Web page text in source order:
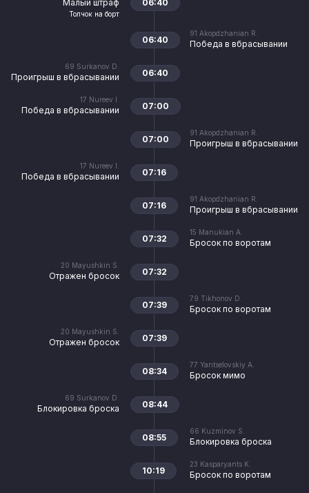
Малый штраф
Толчок на борт
06:40
91 Akopdzhanian R.
Победа в вбрасывании
06:40
69 Surkanov D.
Проигрыш в вбрасывании 06:40
17 Nureev I.
Победа в вбрасывании 07:00
91 Akopdzhanian R.
Проигрыш в вбрасывании
07:00
17 Nureev I.
Победа в вбрасывании 07:16
91 Akopdzhanian R.
Проигрыш в вбрасывании
07:16
15 Manukian A.
Бросок по воротам
07:32
20 Mayushkin S.
Отражен бросок 07:32
79 Tikhonov D.
Бросок по воротам
07:39
20 Mayushkin S.
Отражен бросок 07:39
77 Yantselovskiy A.
Бросок мимо
08:34
69 Surkanov D.
Блокировка броска 08:44
66 Kuzminov S.
Блокировка броска
08:55
23 Kasparyants K.
Бросок по воротам
10:19